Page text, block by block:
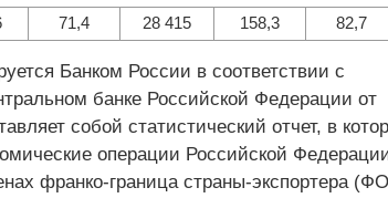
71,4 28 415 158,3 82,7
Банком России в соответствии с
банке Российской Федерации от
собой статистический отчет, в
операции Российской
франко-граница страны-экспортера